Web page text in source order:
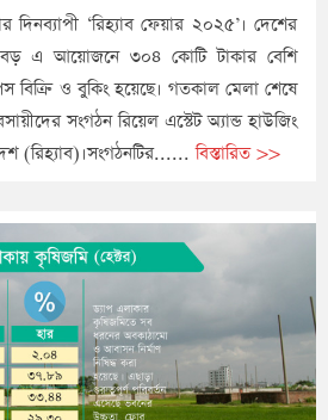
দিনব্যাপী ‘রিহ্যাব ফেয়ার ২০২৫’। দেশের
এ আয়োজনে ৩০৪ কোটি টাকার বেশি
বিক্রি ও বুকিং হয়েছে। গতকাল মেলা শেষে
সংগঠন রিয়েল এস্টেট অ্যান্ড হাউজিং
(রিহ্যাব)।সংগঠনটির......বিস্তারিত >>